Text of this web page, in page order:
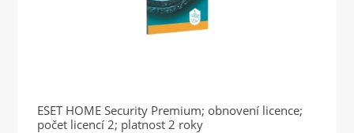
ESET HOME Security Premium; obnovení licence;
počet licencí 2; platnost 2 roky